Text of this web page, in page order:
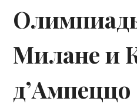
Милане и
д’Ампеццо